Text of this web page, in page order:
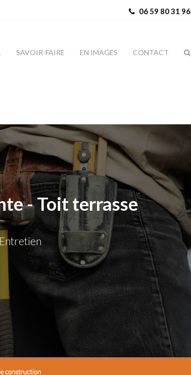
06 59 80 31 96
SAVOIR-FAIRE EN IMAGES CONTACT
- Toit terrasse